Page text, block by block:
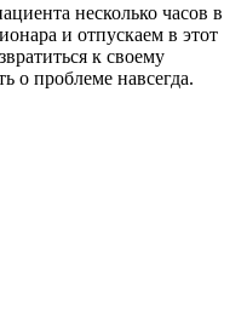
несколько часов в
и отпускаем в этот
к своему
о проблеме навсегда.